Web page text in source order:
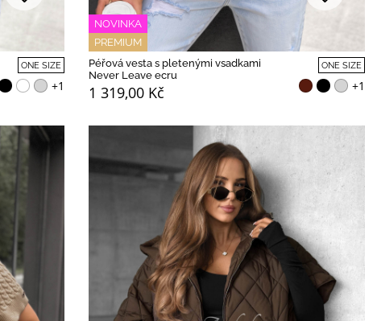
ONE SIZE
+1
NOVINKA
PREMIUM
Péřová vesta s pletenými vsadkami
Never Leave ecru
1 319,00 Kč
ONE SIZE
+1